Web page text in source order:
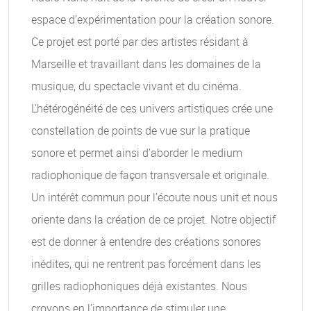
espace d’expérimentation pour la création sonore.
Ce projet est porté par des artistes résidant à
Marseille et travaillant dans les domaines de la
musique, du spectacle vivant et du cinéma.
L’hétérogénéité de ces univers artistiques crée une
constellation de points de vue sur la pratique
sonore et permet ainsi d’aborder le medium
radiophonique de façon transversale et originale.
Un intérêt commun pour l’écoute nous unit et nous
oriente dans la création de ce projet. Notre objectif
est de donner à entendre des créations sonores
inédites, qui ne rentrent pas forcément dans les
grilles radiophoniques déjà existantes. Nous